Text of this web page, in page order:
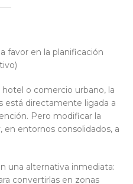
favor en la planificación
o comercio urbano, la
está directamente ligada a
Pero modificar la
entornos consolidados, a
una alternativa inmediata:
convertirlas en zonas